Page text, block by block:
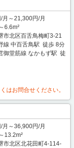
月～21,300円/月
6.6m²
市北区百舌鳥梅町3-21
線 中百舌鳥駅 徒歩 8分
御堂筋線 なかもず駅 徒
はお問合せください。
月～36,900円/月
13.2m²
市北区北花田町4-114-